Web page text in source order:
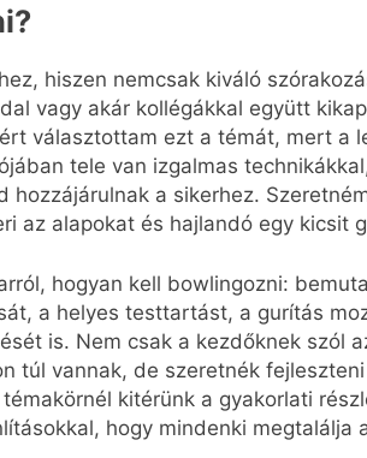
hiszen nemcsak kiváló
vagy akár kollégákkal együtt
választottam ezt a témát, mert a
tele van izgalmas
hozzájárulnak a sikerhez.
az alapokat és hajlandó egy kicsit
hogyan kell bowlingozni:
a helyes testtartást, a gurítás
is. Nem csak a kezdőknek szól
túl vannak, de szeretnék
kitérünk a gyakorlati
hogy mindenki megtalálja